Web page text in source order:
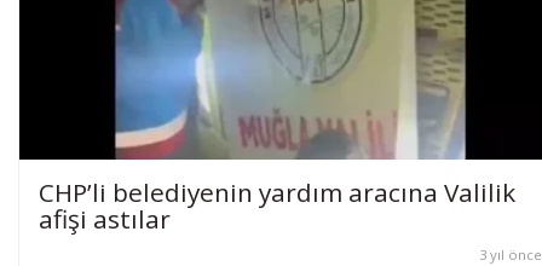
CHP’li belediyenin yardım aracına Valilik
afişi astılar
3 yıl önce